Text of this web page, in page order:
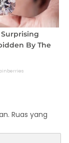
Ruas yang